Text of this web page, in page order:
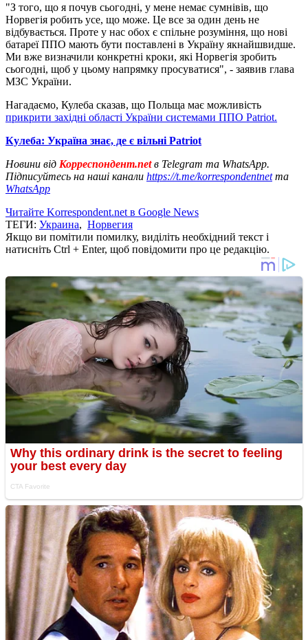
"З того, що я почув сьогодні, у мене немає сумнівів, що
Норвегія робить усе, що може. Це все за один день не
відбувається. Проте у нас обох є спільне розуміння, що нові
батареї ППО мають бути поставлені в Україну якнайшвидше.
Ми вже визначили конкретні кроки, які Норвегія зробить
сьогодні, щоб у цьому напрямку просуватися", - заявив глава
МЗС України.
Нагадаємо, Кулеба сказав, що Польща має можливість
прикрити західні області України системами ППО Patriot.
Кулеба: Україна знає, де є вільні Patriot
Новини від Корреспондент.netв Telegram та WhatsApp.
Підписуйтесь на наші канали https://t.me/korrespondentnetта
WhatsApp
Читайте Korrespondent.net в Google News
ТЕГИ: Украина, Норвегия
Якщо ви помітили помилку, виділіть необхідний текст і
натисніть Ctrl + Enter, щоб повідомити про це редакцію.